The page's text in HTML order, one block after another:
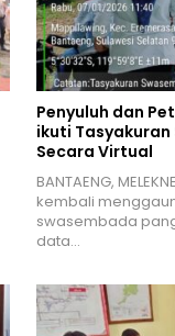
Penyuluh dan
ikuti
Secara Virtual
BANTAENG,
kembali
swasembada
data…